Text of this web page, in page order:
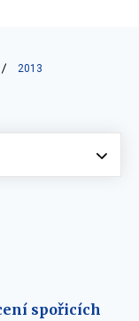
2013
spořicích